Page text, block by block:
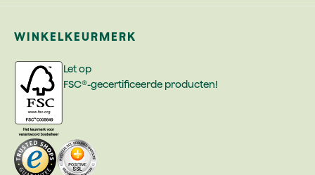
WINKELKEURMERK
Let op
FSC®-gecertificeerde producten!